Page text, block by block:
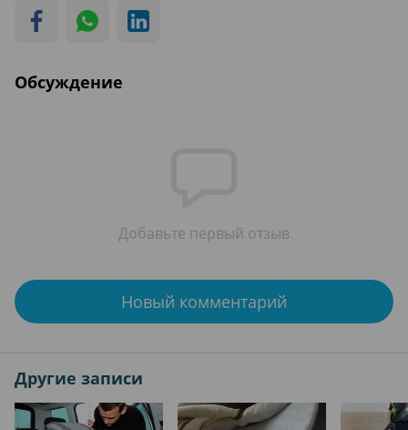
Обсуждение
Добавьте первый отзыв
Новый комментарий
Другие записи